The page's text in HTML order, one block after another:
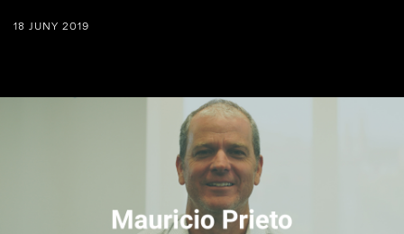
18 JUNY 2019